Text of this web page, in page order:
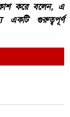
করে বলেন, এ
একটি গুরুত্বপূর্ণ